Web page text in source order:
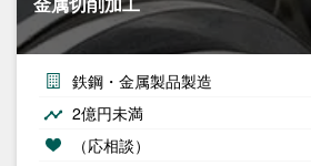
鉄鋼・金属製品製造
2億円未満
（応相談）